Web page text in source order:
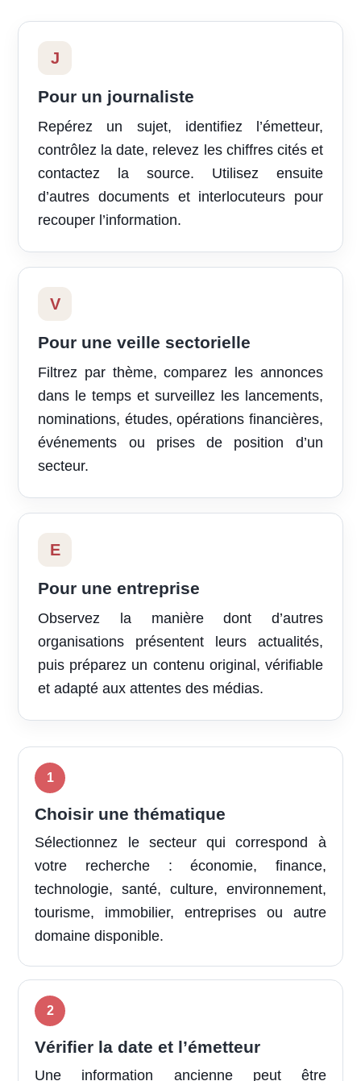
J
Pour un journaliste
Repérez un sujet, identifiez l’émetteur,
contrôlez la date, relevez les chiffres cités et
contactez la source. Utilisez ensuite
d’autres documents et interlocuteurs pour
recouper l’information.
V
Pour une veille sectorielle
Filtrez par thème, comparez les annonces
dans le temps et surveillez les lancements,
nominations, études, opérations financières,
événements ou prises de position d’un
secteur.
E
Pour une entreprise
Observez la manière dont d’autres
organisations présentent leurs actualités,
puis préparez un contenu original, vérifiable
et adapté aux attentes des médias.
Choisir une thématique
Sélectionnez le secteur qui correspond à
votre recherche : économie, finance,
technologie, santé, culture, environnement,
tourisme, immobilier, entreprises ou autre
domaine disponible.
Vérifier la date et l’émetteur
Une information ancienne peut être